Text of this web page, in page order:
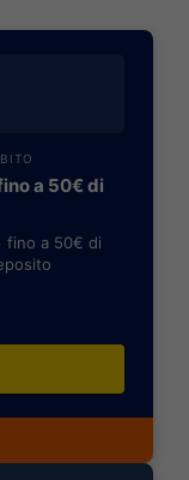
a 50€ di
fino a 50€ di